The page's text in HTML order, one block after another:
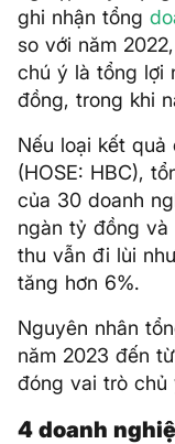
ghi nhận tổng
so với năm
chú ý là tổng lợi
đồng, trong khi
Nếu loại kết quả
(HOSE: HBC),
của 30 doanh
ngàn tỷ đồng và
thu vẫn đi lùi
tăng hơn 6%.
Nguyên nhân
năm 2023 đến
đóng vai trò chủ
4 doanh